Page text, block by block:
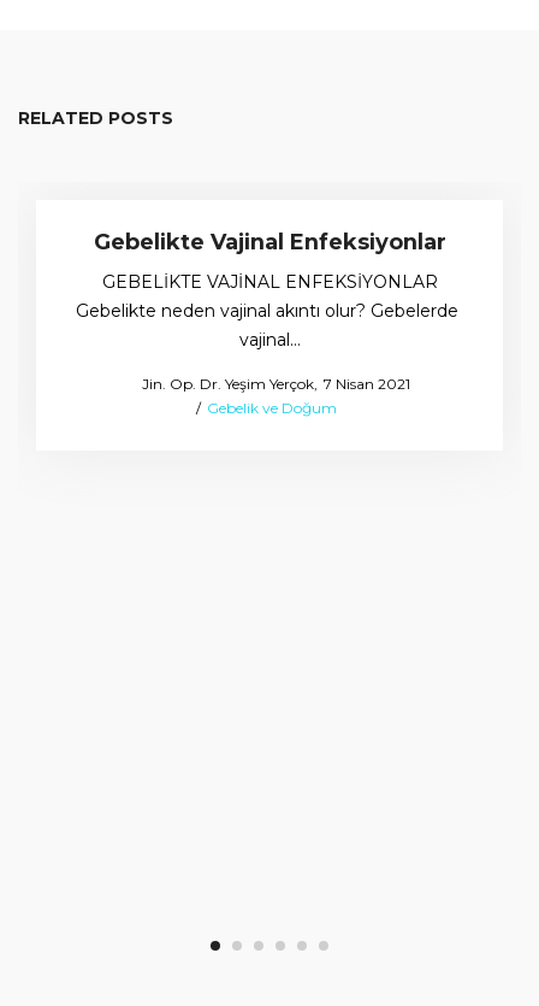
RELATED POSTS
Gebelikte Vajinal Enfeksiyonlar
GEBELİKTE VAJİNAL ENFEKSİYONLAR
Gebelikte neden vajinal akıntı olur? Gebelerde
vajinal…
byJin. Op. Dr. Yeşim Yerçok Posted
on
7 Nisan 2021
Posted
Gebelik ve Doğum